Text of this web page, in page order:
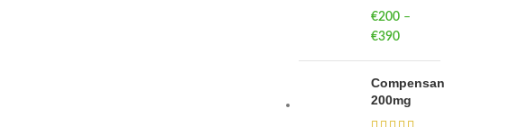
€200 –
€390
through
Compensan
200mg